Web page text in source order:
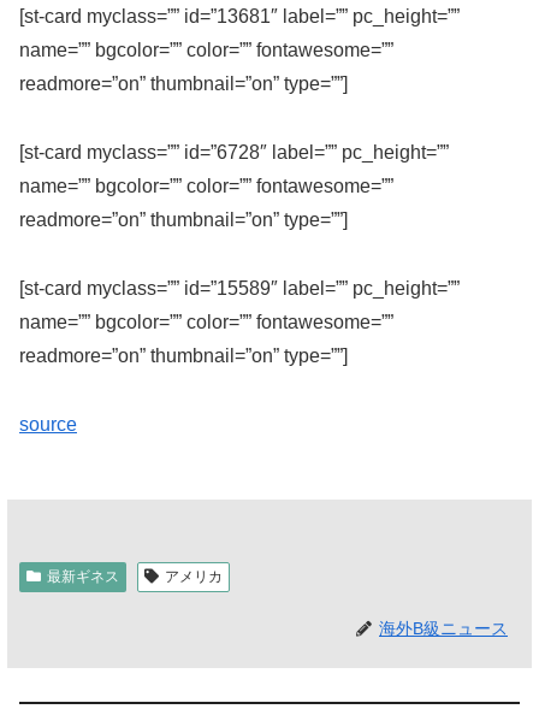
[st-card myclass=”” id=”13681″ label=”” pc_height=””
name=”” bgcolor=”” color=”” fontawesome=””
readmore=”on” thumbnail=”on” type=””]
[st-card myclass=”” id=”6728″ label=”” pc_height=””
name=”” bgcolor=”” color=”” fontawesome=””
readmore=”on” thumbnail=”on” type=””]
[st-card myclass=”” id=”15589″ label=”” pc_height=””
name=”” bgcolor=”” color=”” fontawesome=””
readmore=”on” thumbnail=”on” type=””]
source
最新ギネス アメリカ
海外B級ニュース